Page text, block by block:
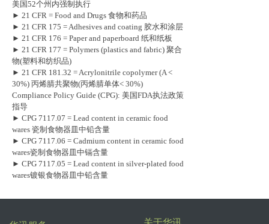
美国52个州内强制执行
► 21 CFR = Food and Drugs 食物和药品
► 21 CFR 175 = Adhesives and coating 胶水和涂层
► 21 CFR 176 = Paper and paperboard 纸和纸板
► 21 CFR 177 = Polymers (plastics and fabric) 聚合
物(塑料和纺织品)
► 21 CFR 181.32 = Acrylonitrile copolymer (A <
30%) 丙烯腈共聚物(丙烯腈单体< 30%)
Compliance Policy Guide (CPG): 美国FDA执法政策
指导
► CPG 7117.07 = Lead content in ceramic food
wares 瓷制食物器皿中铅含量
► CPG 7117.06 = Cadmium content in ceramic food
wares瓷制食物器皿中镉含量
► CPG 7117.05 = Lead content in silver-plated food
wares镀银食物器皿中铅含量